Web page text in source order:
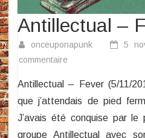
Antillectual –
onceuponapunk 5
commentaire
–
Fever
Antillectual – Fever (5/11/
que j’attendais de pied
J’avais été conquise par le
groupe Antillectual avec